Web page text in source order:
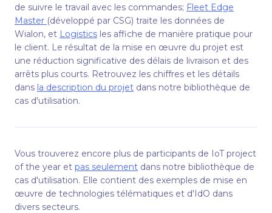
de suivre le travail avec les commandes; Fleet Edge
Master (développé par CSG) traite les données de
Wialon, et Logistics les affiche de manière pratique pour
le client. Le résultat de la mise en œuvre du projet est
une réduction significative des délais de livraison et des
arrêts plus courts. Retrouvez les chiffres et les détails
dans la description du projet dans notre bibliothèque de
cas d'utilisation.
Vous trouverez encore plus de participants de IoT project
of the year et pas seulement dans notre bibliothèque de
cas d'utilisation. Elle contient des exemples de mise en
œuvre de technologies télématiques et d'IdO dans
divers secteurs.